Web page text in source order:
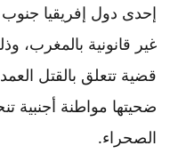
إحدى دول إفريقيا
غير قانونية بالمغرب،
قضية تتعلق بالقتل
ضحيتها مواطنة أجنبية
الصحراء.